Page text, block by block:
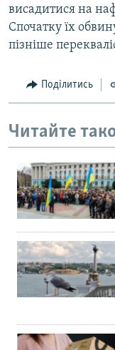
висадитися на
Спочатку їх
пізніше
Поділитись
Читайте